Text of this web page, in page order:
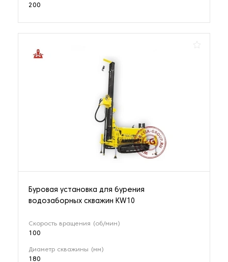
200
Буровая установка для бурения
водозаборных скважин KW10
Скорость вращения (об/мин)
100
Диаметр скважины (мм)
180